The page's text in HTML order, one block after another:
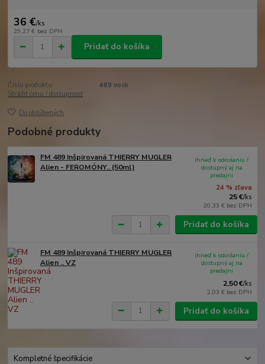
36 €/ks
29,27 € bez DPH
Pridať do košíka
Číslo produktu:
489 vosk
Strážiť cenu / dostupnosť
Do obľúbených
Podobné produkty
FM 489 Inšpirovaná THIERRY MUGLER
Alien - FEROMÓNY.. (50ml)
24 % zľava
25 €/ks
20,33 € bez DPH
ihneď k odoslaniu /
dostupný aj na
predajni
Pridať do košíka
FM 489 Inšpirovaná THIERRY MUGLER
Alien .. VZ
2,50 €/ks
2,03 € bez DPH
ihneď k odoslaniu /
dostupný aj na
predajni
Pridať do košíka
Kompletné špecifikácie